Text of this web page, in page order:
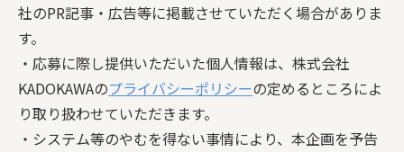
社のPR記事・広告等に掲載させていただく場合がありま
す。
・応募に際し提供いただいた個人情報は、株式会社
KADOKAWAのプライバシーポリシーの定めるところによ
り取り扱わせていただきます。
・システム等のやむを得ない事情により、本企画を予告